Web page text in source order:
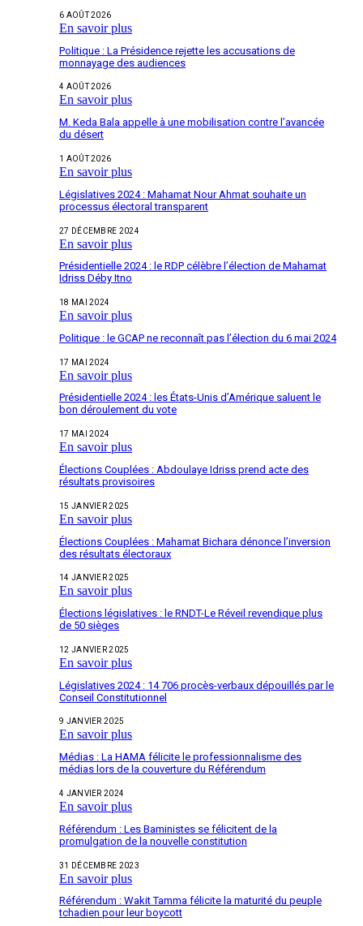
6 AOÛT 2026
En savoir plus
Politique : La Présidence rejette les accusations de
monnayage des audiences
4 AOÛT 2026
En savoir plus
M. Keda Bala appelle à une mobilisation contre l’avancée
du désert
1 AOÛT 2026
En savoir plus
Législatives 2024 : Mahamat Nour Ahmat souhaite un
processus électoral transparent
27 DÉCEMBRE 2024
En savoir plus
Présidentielle 2024 : le RDP célèbre l’élection de Mahamat
Idriss Déby Itno
18 MAI 2024
En savoir plus
Politique : le GCAP ne reconnaît pas l’élection du 6 mai 2024
17 MAI 2024
En savoir plus
Présidentielle 2024 : les États-Unis d’Amérique saluent le
bon déroulement du vote
17 MAI 2024
En savoir plus
Élections Couplées : Abdoulaye Idriss prend acte des
résultats provisoires
15 JANVIER 2025
En savoir plus
Élections Couplées : Mahamat Bichara dénonce l’inversion
des résultats électoraux
14 JANVIER 2025
En savoir plus
Élections législatives : le RNDT-Le Réveil revendique plus
de 50 sièges
12 JANVIER 2025
En savoir plus
Législatives 2024 : 14 706 procès-verbaux dépouillés par le
Conseil Constitutionnel
9 JANVIER 2025
En savoir plus
Médias : La HAMA félicite le professionnalisme des
médias lors de la couverture du Référendum
4 JANVIER 2024
En savoir plus
Référendum : Les Baministes se félicitent de la
promulgation de la nouvelle constitution
31 DÉCEMBRE 2023
En savoir plus
Référendum : Wakit Tamma félicite la maturité du peuple
tchadien pour leur boycott